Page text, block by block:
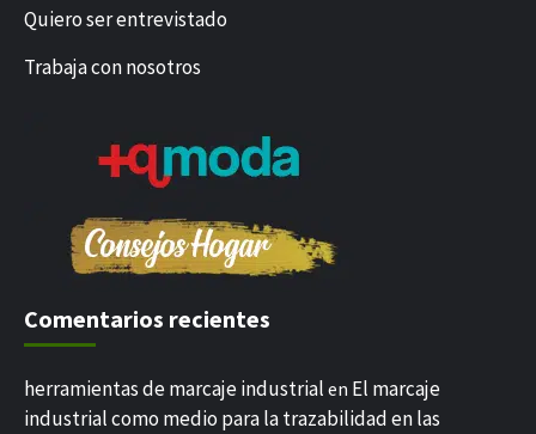
Quiero ser entrevistado
Trabaja con nosotros
Comentarios recientes
herramientas de marcaje industrial en El marcaje
industrial como medio para la trazabilidad en las